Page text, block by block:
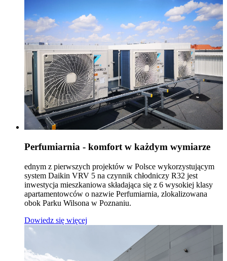
Perfumiarnia - komfort w każdym wymiarze
ednym z pierwszych projektów w Polsce wykorzystującym
system Daikin VRV 5 na czynnik chłodniczy R32 jest
inwestycja mieszkaniowa składająca się z 6 wysokiej klasy
apartamentowców o nazwie Perfumiarnia, zlokalizowana
obok Parku Wilsona w Poznaniu.
Dowiedz się więcej